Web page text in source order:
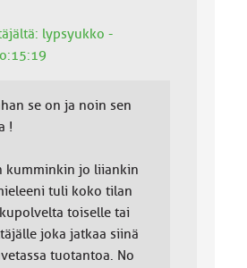
lypsyukko -
se on ja noin sen
!
kumminkin jo liiankin
tuli koko tilan
toiselle tai
joka jatkaa siinä
tuotantoa. No